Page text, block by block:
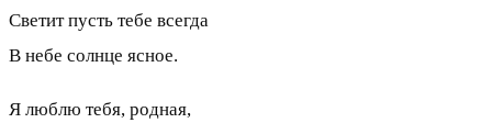
Светит пусть тебе всегда
В небе солнце ясное.
Я люблю тебя, родная,